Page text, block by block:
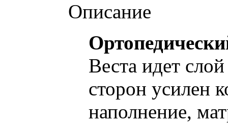
Описание
Веста идет
сторон усилен
наполнение,